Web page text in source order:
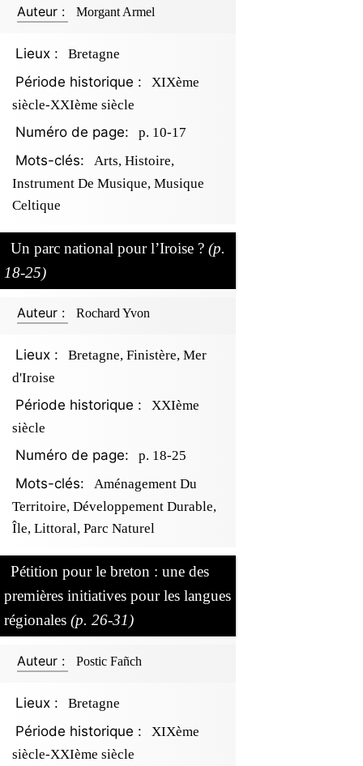
Auteur : Morgant Armel
Lieux : Bretagne
Période historique :
XIXème
siècle-XXIème siècle
Numéro de page: p. 10-17
Mots-clés:
Arts, Histoire,
Instrument De Musique, Musique
Celtique
Un parc national pour l’Iroise ? (p.
18-25)
Auteur : Rochard Yvon
Lieux :
Bretagne, Finistère, Mer
d'Iroise
Période historique :
XXIème
siècle
Numéro de page: p. 18-25
Mots-clés:
Aménagement Du
Territoire, Développement Durable,
Île, Littoral, Parc Naturel
Pétition pour le breton : une des
premières initiatives pour les langues
régionales (p. 26-31)
Auteur : Postic Fañch
Lieux : Bretagne
Période historique :
XIXème
siècle-XXIème siècle